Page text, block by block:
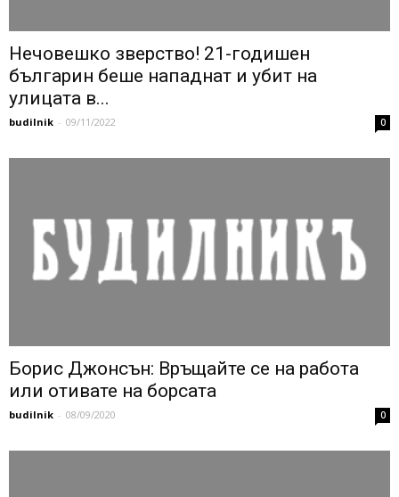
Нечовешко зверство! 21-годишен
българин беше нападнат и убит на
улицата в...
budilnik - 09/11/2022 0
Борис Джонсън: Връщайте се на работа
или отивате на борсата
budilnik - 08/09/2020 0